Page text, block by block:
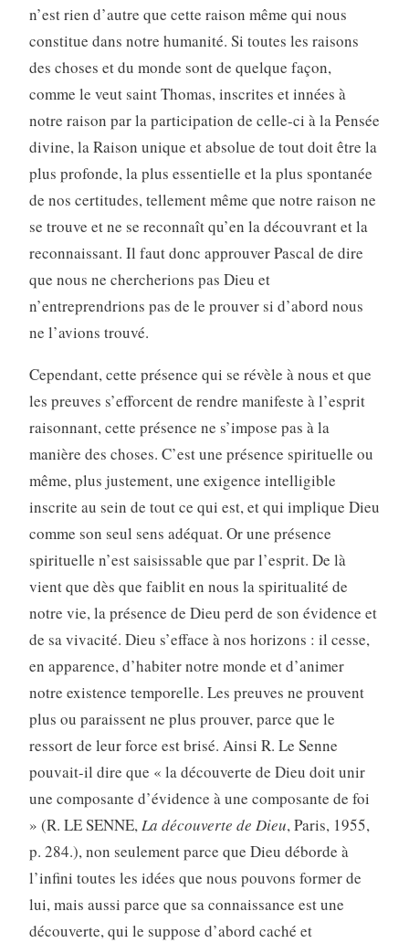
n’est rien d’autre que cette raison même qui nous
constitue dans notre humanité. Si toutes les raisons
des choses et du monde sont de quelque façon,
comme le veut saint Thomas, inscrites et innées à
notre raison par la participation de celle-ci à la Pensée
divine, la Raison unique et absolue de tout doit être la
plus profonde, la plus essentielle et la plus spontanée
de nos certitudes, tellement même que notre raison ne
se trouve et ne se reconnaît qu’en la découvrant et la
reconnaissant. Il faut donc approuver Pascal de dire
que nous ne chercherions pas Dieu et
n’entreprendrions pas de le prouver si d’abord nous
ne l’avions trouvé.
Cependant, cette présence qui se révèle à nous et que
les preuves s’efforcent de rendre manifeste à l’esprit
raisonnant, cette présence ne s’impose pas à la
manière des choses. C’est une présence spirituelle ou
même, plus justement, une exigence intelligible
inscrite au sein de tout ce qui est, et qui implique Dieu
comme son seul sens adéquat. Or une présence
spirituelle n’est saisissable que par l’esprit. De là
vient que dès que faiblit en nous la spiritualité de
notre vie, la présence de Dieu perd de son évidence et
de sa vivacité. Dieu s’efface à nos horizons : il cesse,
en apparence, d’habiter notre monde et d’animer
notre existence temporelle. Les preuves ne prouvent
plus ou paraissent ne plus prouver, parce que le
ressort de leur force est brisé. Ainsi R. Le Senne
pouvait-il dire que « la découverte de Dieu doit unir
une composante d’évidence à une composante de foi
» (R. LE SENNE,La découverte de Dieu, Paris, 1955,
p. 284.), non seulement parce que Dieu déborde à
l’infini toutes les idées que nous pouvons former de
lui, mais aussi parce que sa connaissance est une
découverte, qui le suppose d’abord caché et